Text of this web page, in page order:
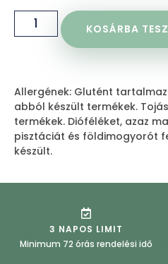
KOSÁRBA
Allergének: Glutént
abból készült termékek.
termékek. Dióféléket, azaz
pisztáciát és földimogyorót
készült.
3 NAPOS LIMIT
Minimum 72 órás rendelési idő